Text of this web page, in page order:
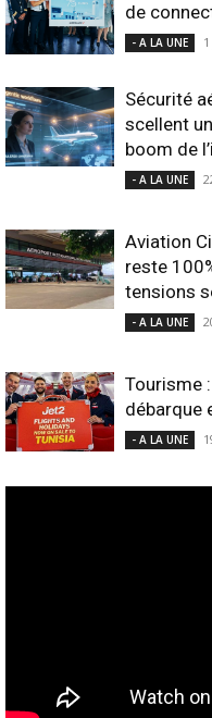
de
- A LA UNE
Sécurité
scellent
boom de
- A LA UNE
Aviation
reste
tensions
- A LA UNE
Tourisme
débarque
- A LA UNE